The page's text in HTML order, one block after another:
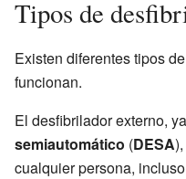
Tipos de
Existen diferentes tipos
funcionan.
El desfibrilador externo,
semiautomático (DESA
cualquier persona,